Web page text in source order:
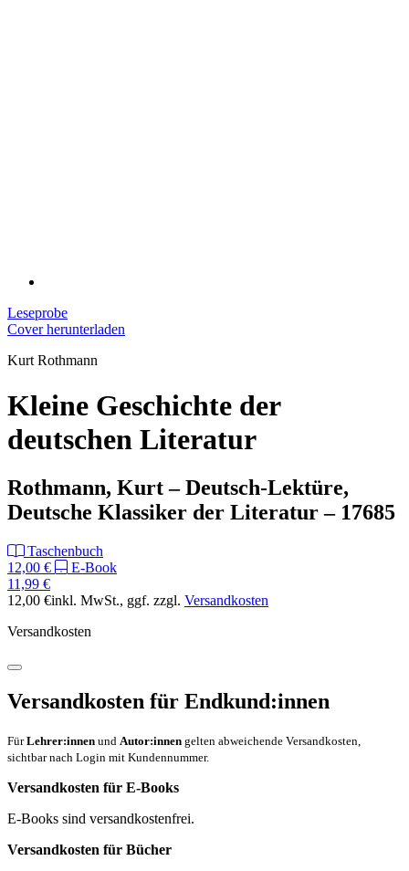
Leseprobe
Cover herunterladen
Kurt Rothmann
Kleine Geschichte der
deutschen Literatur
Rothmann, Kurt – Deutsch-Lektüre,
Deutsche Klassiker der Literatur – 17685
Taschenbuch
12,00 €
E-Book
11,99 €
12,00 €inkl. MwSt., ggf. zzgl. Versandkosten
Versandkosten
Versandkosten für Endkund:innen
FürLehrer:innen und Autor:innen gelten abweichende Versandkosten,
sichtbar nach Login mit Kundennummer.
Versandkosten für E-Books
E-Books sind versandkostenfrei.
Versandkosten für Bücher